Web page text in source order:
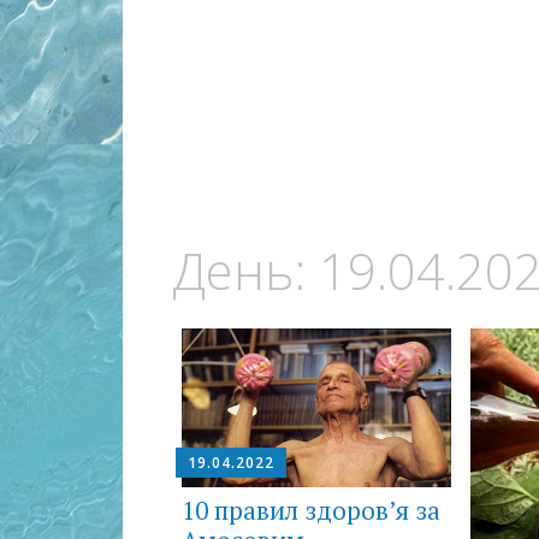
День:
19.04.2022
10 правил здоров’я за